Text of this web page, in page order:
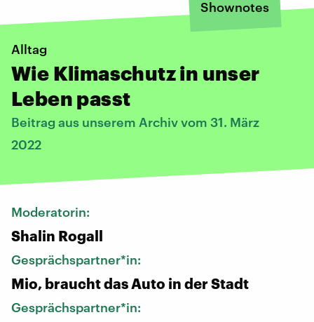
Shownotes
Alltag
Wie Klimaschutz in unser
Leben passt
Beitrag aus unserem Archiv vom 31. März
2022
Moderatorin:
Shalin Rogall
Gesprächspartner*in:
Mio, braucht das Auto in der Stadt
Gesprächspartner*in: